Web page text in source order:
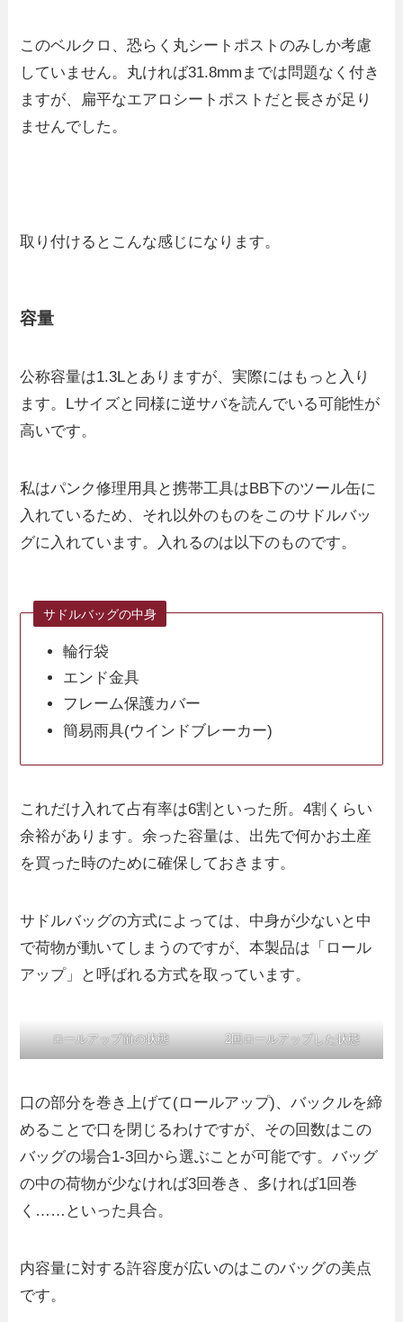
このベルクロ、恐らく丸シートポストのみしか考慮
していません。丸ければ31.8mmまでは問題なく付き
ますが、扁平なエアロシートポストだと長さが足り
ませんでした。
取り付けるとこんな感じになります。
容量
公称容量は1.3Lとありますが、実際にはもっと入り
ます。Lサイズと同様に逆サバを読んでいる可能性が
高いです。
私はパンク修理用具と携帯工具はBB下のツール缶に
入れているため、それ以外のものをこのサドルバッ
グに入れています。入れるのは以下のものです。
サドルバッグの中身
輪行袋
エンド金具
フレーム保護カバー
簡易雨具(ウインドブレーカー)
これだけ入れて占有率は6割といった所。4割くらい
余裕があります。余った容量は、出先で何かお土産
を買った時のために確保しておきます。
サドルバッグの方式によっては、中身が少ないと中
で荷物が動いてしまうのですが、本製品は「ロール
アップ」と呼ばれる方式を取っています。
ロールアップ前の状態 2回ロールアップした状態
口の部分を巻き上げて(ロールアップ)、バックルを締
めることで口を閉じるわけですが、その回数はこの
バッグの場合1-3回から選ぶことが可能です。バッグ
の中の荷物が少なければ3回巻き、多ければ1回巻
く……といった具合。
内容量に対する許容度が広いのはこのバッグの美点
です。